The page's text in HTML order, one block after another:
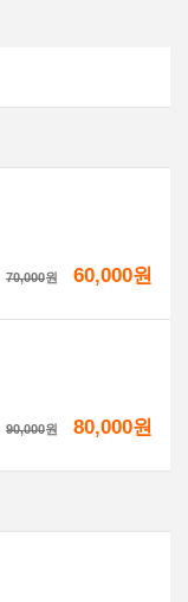
70,000원 60,000원
90,000원 80,000원